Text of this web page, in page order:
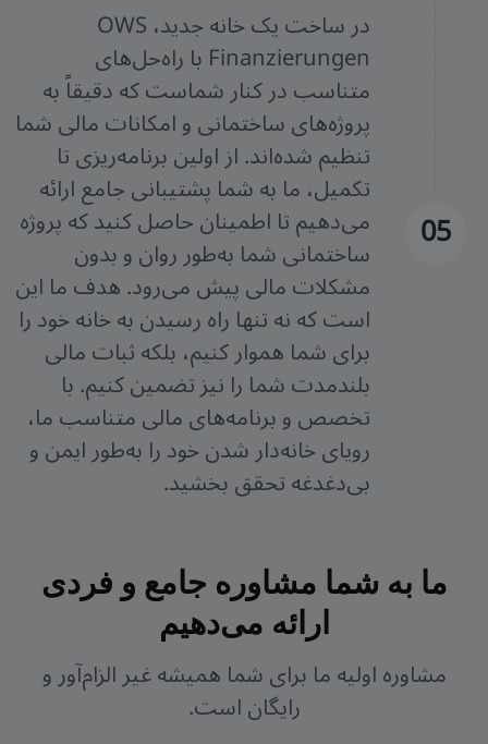
05
در ساخت یک خانه جدید، OWS
Finanzierungen با راه‌حل‌های
متناسب در کنار شماست که دقیقاً به
پروژه‌های ساختمانی و امکانات مالی شما
تنظیم شده‌اند. از اولین برنامه‌ریزی تا
تکمیل، ما به شما پشتیبانی جامع ارائه
می‌دهیم تا اطمینان حاصل کنید که پروژه
ساختمانی شما به‌طور روان و بدون
مشکلات مالی پیش می‌رود. هدف ما این
است که نه تنها راه رسیدن به خانه خود را
برای شما هموار کنیم، بلکه ثبات مالی
بلندمدت شما را نیز تضمین کنیم. با
تخصص و برنامه‌های مالی متناسب ما،
رویای خانه‌دار شدن خود را به‌طور ایمن و
بی‌دغدغه تحقق بخشید.
ما به شما مشاوره جامع و فردی
ارائه می‌دهیم
مشاوره اولیه ما برای شما همیشه غیر الزام‌آور و
رایگان است.